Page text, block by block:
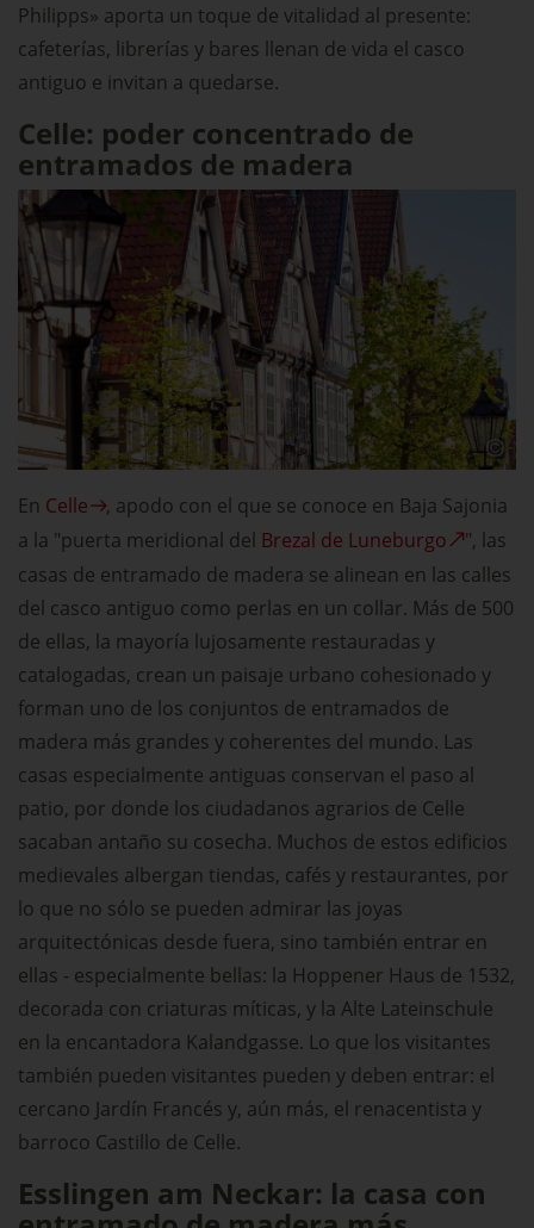
Philipps» aporta un toque de vitalidad al presente:
cafeterías, librerías y bares llenan de vida el casco
antiguo e invitan a quedarse.
Celle: poder concentrado de
entramados de madera
En Celle
, apodo con el que se conoce en Baja Sajonia
a la "puerta meridional del Brezal de Luneburgo
", las
casas de entramado de madera se alinean en las calles
del casco antiguo como perlas en un collar. Más de 500
de ellas, la mayoría lujosamente restauradas y
catalogadas, crean un paisaje urbano cohesionado y
forman uno de los conjuntos de entramados de
madera más grandes y coherentes del mundo. Las
casas especialmente antiguas conservan el paso al
patio, por donde los ciudadanos agrarios de Celle
sacaban antaño su cosecha. Muchos de estos edificios
medievales albergan tiendas, cafés y restaurantes, por
lo que no sólo se pueden admirar las joyas
arquitectónicas desde fuera, sino también entrar en
ellas - especialmente bellas: la Hoppener Haus de 1532,
decorada con criaturas míticas, y la Alte Lateinschule
en la encantadora Kalandgasse. Lo que los visitantes
también pueden visitantes pueden y deben entrar: el
cercano Jardín Francés y, aún más, el renacentista y
barroco Castillo de Celle.
Esslingen am Neckar: la casa con